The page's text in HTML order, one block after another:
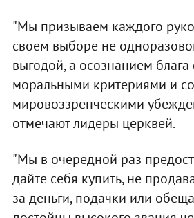
"Мы призываем каждого
своем выборе не
выгодой, а осознанием блага
моральными критериями и
мировоззренческими
отмечают лидеры церквей.
"Мы в очередной раз
дайте себя купить, не
за деньги, подачки или